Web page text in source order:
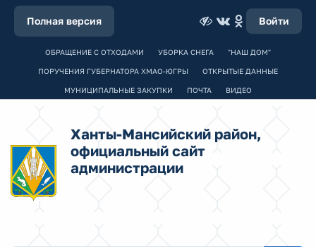
Полная версия Войти
ОБРАЩЕНИЕ С ОТХОДАМИ УБОРКА СНЕГА "НАШ ДОМ"
ПОРУЧЕНИЯ ГУБЕРНАТОРА ХМАО-ЮГРЫ ОТКРЫТЫЕ ДАННЫЕ
МУНИЦИПАЛЬНЫЕ ЗАКУПКИ ПОЧТА ВИДЕО
Ханты-Мансийский район,
официальный сайт
администрации